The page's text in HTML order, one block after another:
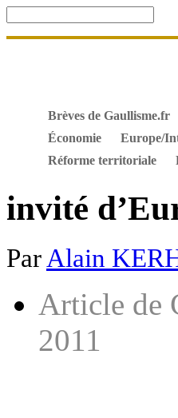
Brèves de Gaullisme.fr
Économie
Europe/
Réforme territoriale
invité
Par Alain
Article de
2011